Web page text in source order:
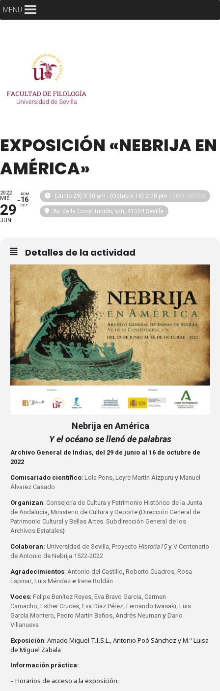
MENU
EXPOSICIÓN «NEBRIJA EN
AMÉRICA»
2022
MIÉ
29
JUN
DOM
16
OCT
(Junio 29) 9:30 am - (Octubre 16) 2:00 pm (GMT+00:00)
Av. de la Constitución, s/n, 41004 Sevilla
Detalles de la actividad
Nebrija en América
Y el océano se llenó de palabras
Archivo General de Indias, del 29 de junio al 16 de octubre de
2022
Comisariado científico: Lola Pons, Leyre Martín Aizpuru y Manuel
Álvarez Casado
Organizan: Consejería de Cultura y Patrimonio Histórico de la Junta
de Andalucía, Ministerio de Cultura y Deporte (Dirección General de
Patrimonio Cultural y Bellas Artes. Subdirección General de los
Archivos Estatales)
Colaboran: Universidad de Sevilla, Proyecto Historia15 y V Centenario
de Antonio de Nebrija 1522-2022
Agradecimientos: Antonio del Castillo, Roberto Cuadros, Rosa
Espinar, Luis Méndez e Irene Roldán
Voces: Felipe Benítez Reyes, Eva Bravo García, Carmen
Camacho, Esther Cruces, Eva Díaz Pérez, Fernando Iwasaki, Luis
García Montero, Pedro Martín Baños, Andrés Neuman y Darío
Villanueva
Exposición: Amado Miguel T.I.S.L., Antonio Poó Sánchez y M.ª Luisa
de Miguel Zabala
Información práctica:
– Horarios de acceso a la exposición: